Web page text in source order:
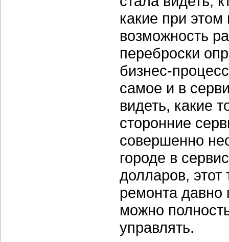
какие при
возможность
переброски
бизнес-
самое и в
видеть, какие
сторонние
совершенно
городе в
долларов, этот
ремонта
можно
управлять.